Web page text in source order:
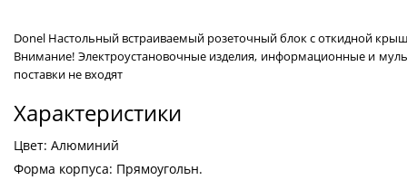
Donel Настольный встраиваемый розеточный блок с откидной
Внимание! Электроустановочные изделия, информационные и
поставки не входят
Характеристики
Цвет: Алюминий
Форма корпуса: Прямоугольн.